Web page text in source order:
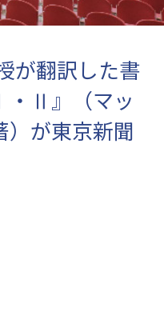
が翻訳した書
・Ⅱ』（マッ
）が東京新聞